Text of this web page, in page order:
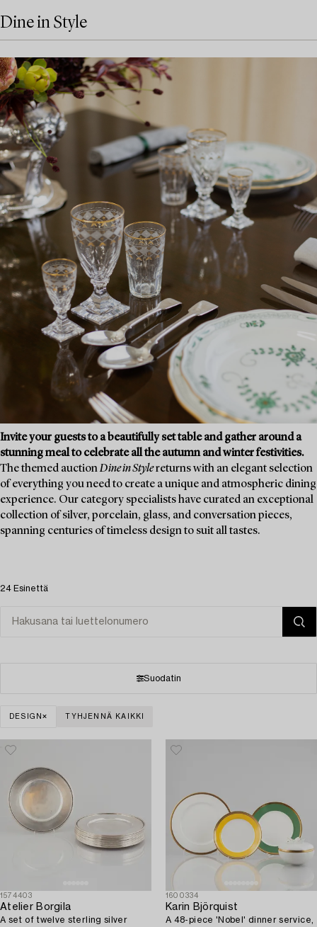
Dine in Style
Invite your guests to a beautifully set table and gather around a
stunning meal to celebrate all the autumn and winter festivities.
The themed auctionDine in Stylereturns with an elegant selection
of everything you need to create a unique and atmospheric dining
experience. Our category specialists have curated an exceptional
collection of silver, porcelain, glass, and conversation pieces,
spanning centuries of timeless design to suit all tastes.
24 Esinettä
Suodatin
DESIGN TYHJENNÄ KAIKKI
1574403
Atelier Borgila
A set of twelve sterling silver
1600334
Karin Björquist
A 48-piece 'Nobel' dinner service,